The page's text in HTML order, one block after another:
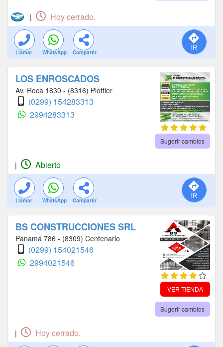
| Hoy cerrado.
Llamar WhatsApp Compartir
LOS ENROSCADOS
Av. Roca 1830 - (8316) Plottier
(0299) 154283313
2994283313
Sugerir cambios
| Abierto
Llamar WhatsApp Compartir
BS CONSTRUCCIONES SRL
Panamá 786 - (8309) Centenario
(0299) 154021546
2994021546
VER TIENDA
Sugerir cambios
| Hoy cerrado.